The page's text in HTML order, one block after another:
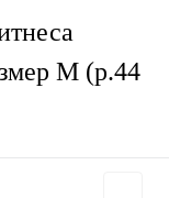
M (р.44